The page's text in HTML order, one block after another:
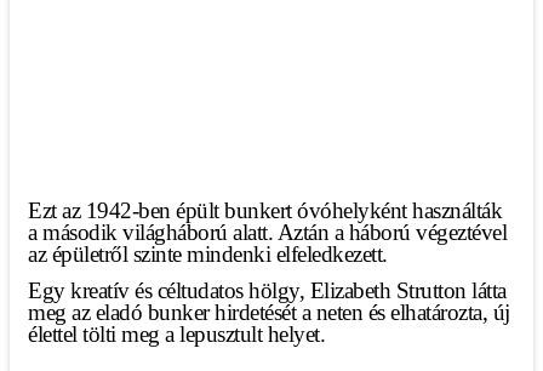
Ezt az 1942-ben épült bunkert óvóhelyként használták
a második világháború alatt. Aztán a háború végeztével
az épületről szinte mindenki elfeledkezett.
Egy kreatív és céltudatos hölgy, Elizabeth Strutton látta
meg az eladó bunker hirdetését a neten és elhatározta, új
élettel tölti meg a lepusztult helyet.